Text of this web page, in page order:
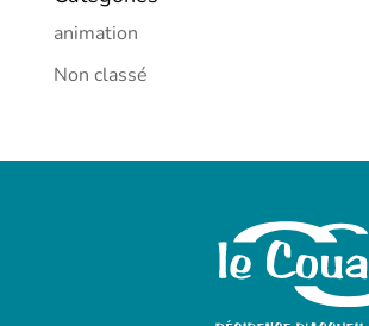
animation
Non classé